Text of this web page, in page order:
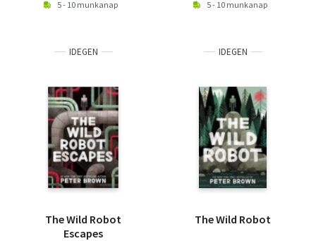
5 - 10 munkanap 5 - 10 munkanap
IDEGEN
The Wild Robot
Escapes
IDEGEN
The Wild Robot